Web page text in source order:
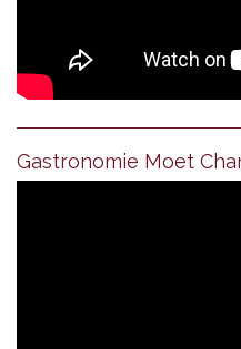
Gastronomie Moet